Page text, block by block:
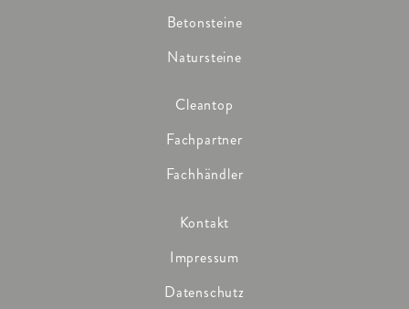
Betonsteine
Natursteine
Cleantop
Fachpartner
Fachhändler
Kontakt
Impressum
Datenschutz